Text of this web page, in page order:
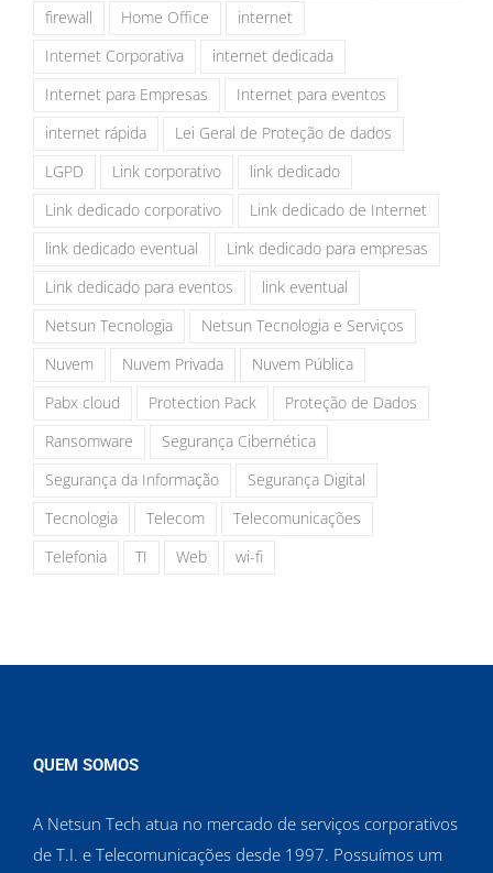
firewall
Home Office
internet
Internet Corporativa
internet dedicada
Internet para Empresas
Internet para eventos
internet rápida
Lei Geral de Proteção de dados
LGPD
Link corporativo
link dedicado
Link dedicado corporativo
Link dedicado de Internet
link dedicado eventual
Link dedicado para empresas
Link dedicado para eventos
link eventual
Netsun Tecnologia
Netsun Tecnologia e Serviços
Nuvem
Nuvem Privada
Nuvem Pública
Pabx cloud
Protection Pack
Proteção de Dados
Ransomware
Segurança Cibernética
Segurança da Informação
Segurança Digital
Tecnologia
Telecom
Telecomunicações
Telefonia
TI Web wi-fi
QUEM SOMOS
A Netsun Tech atua no mercado de serviços corporativos
de T.I. e Telecomunicações desde 1997. Possuímos um